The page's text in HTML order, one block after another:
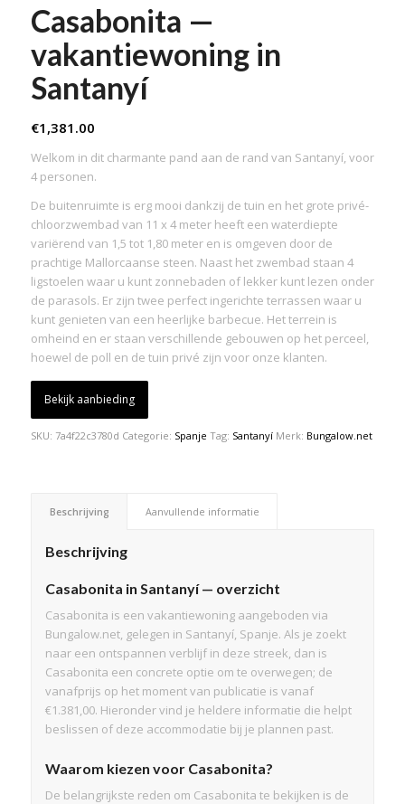
Casabonita —
vakantiewoning in
Santanyí
€1,381.00
Welkom in dit charmante pand aan de rand van Santanyí, voor
4 personen.
De buitenruimte is erg mooi dankzij de tuin en het grote privé-
chloorzwembad van 11 x 4 meter heeft een waterdiepte
variërend van 1,5 tot 1,80 meter en is omgeven door de
prachtige Mallorcaanse steen. Naast het zwembad staan 4
ligstoelen waar u kunt zonnebaden of lekker kunt lezen onder
de parasols. Er zijn twee perfect ingerichte terrassen waar u
kunt genieten van een heerlijke barbecue. Het terrein is
omheind en er staan verschillende gebouwen op het perceel,
hoewel de poll en de tuin privé zijn voor onze klanten.
Bekijk aanbieding
SKU: 7a4f22c3780d Categorie: Spanje Tag: Santanyí Merk: Bungalow.net
Beschrijving Aanvullende informatie
Beschrijving
Casabonita in Santanyí — overzicht
Casabonita is een vakantiewoning aangeboden via
Bungalow.net, gelegen in Santanyí, Spanje. Als je zoekt
naar een ontspannen verblijf in deze streek, dan is
Casabonita een concrete optie om te overwegen; de
vanafprijs op het moment van publicatie is vanaf
€1.381,00. Hieronder vind je heldere informatie die helpt
beslissen of deze accommodatie bij je plannen past.
Waarom kiezen voor Casabonita?
De belangrijkste reden om Casabonita te bekijken is de